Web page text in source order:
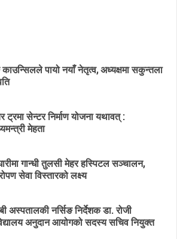
काउन्सिलले पायो नयाँ नेतृत्व, अध्यक्षमा सकुन्तला
ट्रमा सेन्टर निर्माण योजना यथावत् :
मेहता
गान्धी तुलसी मेहर हस्पिटल सञ्चालन,
सेवा विस्तारको लक्ष्य
अस्पतालकी नर्सिङ निर्देशक डा. रोजी
अनुदान आयोगको सदस्य सचिव नियुक्त